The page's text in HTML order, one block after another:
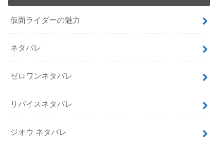
仮面ライダーの魅力
ネタバレ
ゼロワンネタバレ
リバイスネタバレ
ジオウ ネタバレ